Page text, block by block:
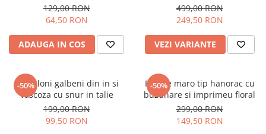
129,00 RON
64,50 RON
ADAUGA IN COS
499,00 RON
249,50 RON
VEZI VARIANTE
-50%
Pantaloni galbeni din in si
vascoza cu snur in talie
199,00 RON
99,50 RON
-50%
Rochie maro tip hanorac cu
buzunare si imprimeu floral
299,00 RON
149,50 RON